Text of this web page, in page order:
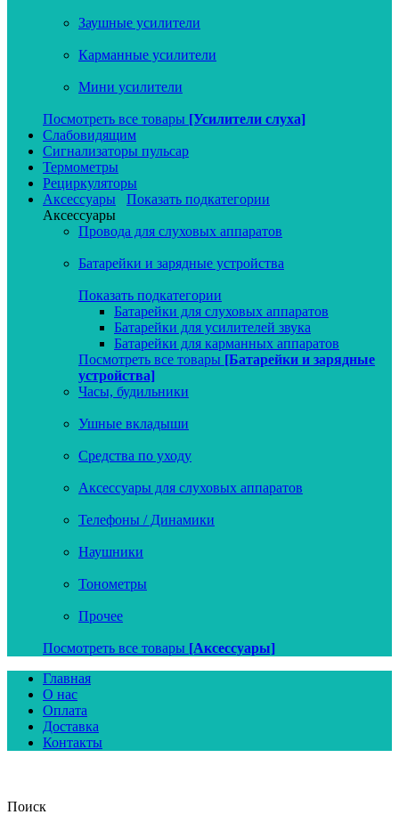
Заушные усилители
Карманные усилители
Мини усилители
Посмотреть все товары [Усилители слуха]
Слабовидящим
Сигнализаторы пульсар
Термометры
Рециркуляторы
Аксессуары
Показать подкатегории
Аксессуары
Провода для слуховых аппаратов
Батарейки и зарядные устройства
Показать подкатегории
Батарейки для слуховых аппаратов
Батарейки для усилителей звука
Батарейки для карманных аппаратов
Посмотреть все товары [Батарейки и зарядные
устройства]
Часы, будильники
Ушные вкладыши
Средства по уходу
Аксессуары для слуховых аппаратов
Телефоны / Динамики
Наушники
Тонометры
Прочее
Посмотреть все товары [Аксессуары]
Главная
О нас
Оплата
Доставка
Контакты
Поиск